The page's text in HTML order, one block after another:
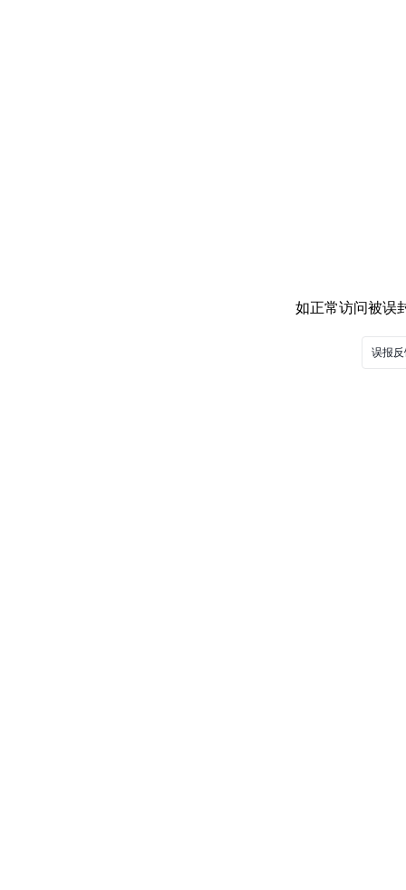
如正常访问被误
误报